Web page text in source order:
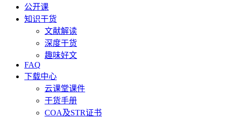
公开课
知识干货
文献解读
深度干货
趣味好文
FAQ
下载中心
云课堂课件
干货手册
COA及STR证书